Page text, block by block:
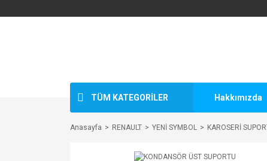
TÜM KATEGORİLER Hakkımızda
Anasayfa RENAULT YENİ SYMBOL KAROSERİ